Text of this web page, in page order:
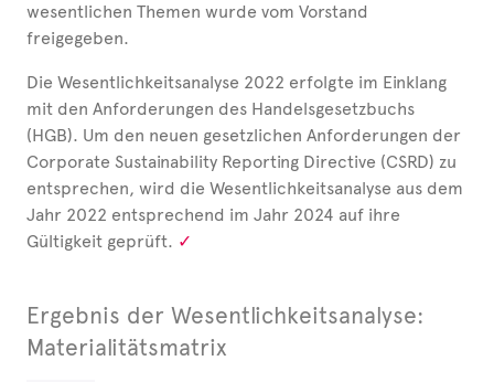
wesentlichen Themen wurde vom Vorstand
freigegeben.
Die Wesentlichkeitsanalyse 2022 erfolgte im Einklang
mit den Anforderungen des Handelsgesetzbuchs
(HGB). Um den neuen gesetzlichen Anforderungen der
Corporate Sustainability Reporting Directive (CSRD) zu
entsprechen, wird die Wesentlichkeitsanalyse aus dem
Jahr 2022 entsprechend im Jahr 2024 auf ihre
Gültigkeit geprüft.
Ergebnis der Wesentlichkeitsanalyse:
Materialitätsmatrix